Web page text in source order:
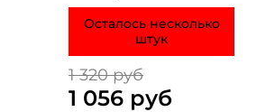
Осталось несколько
штук
1 320 руб
1 056 руб